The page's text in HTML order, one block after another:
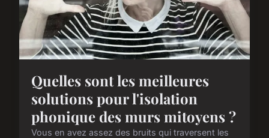
Quelles sont les meilleures
solutions pour l'isolation
phonique des murs mitoyens ?
Vous en avez assez des bruits qui traversent les